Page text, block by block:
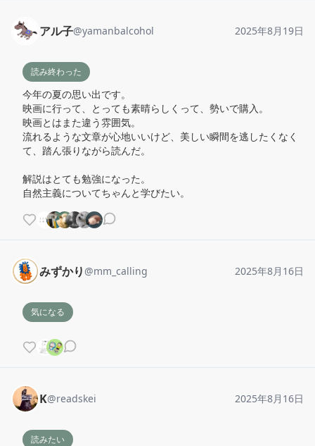
アル子@yamanbalcohol 2025年8月19日
読み終わった
今年の夏の思い出です。
映画に行って、とっても素晴らしくって、勢いで購入。
映画とはまた違う雰囲気。
流れるような文章が心地いいけど、美しい瞬間を逃したくなく
て、踏ん張りながら読んだ。
解説はとても勉強になった。
自然主義についてちゃんと学びたい。
みずかり @mm_calling 2025年8月16日
気になる
K@readskei 2025年8月16日
読みたい